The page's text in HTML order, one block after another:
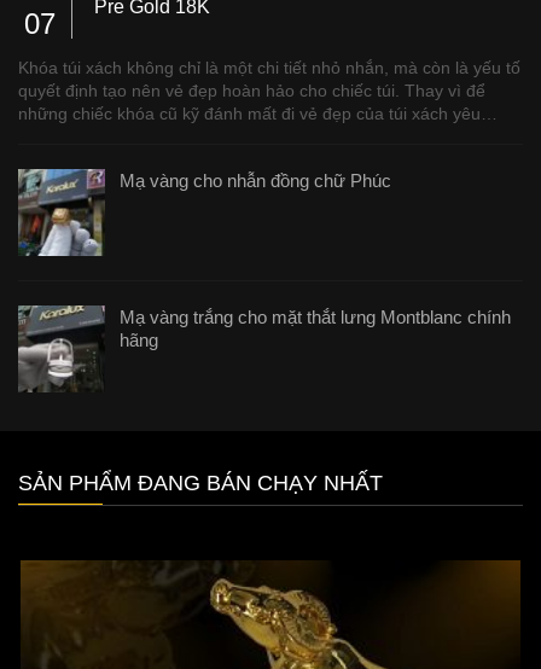
07
Pre Gold 18K
Khóa túi xách không chỉ là một chi tiết nhỏ nhắn, mà còn là yếu tố
quyết định tạo nên vẻ đẹp hoàn hảo cho chiếc túi. Thay vì để
những chiếc khóa cũ kỹ đánh mất đi vẻ đẹp của túi xách yêu…
Mạ vàng cho nhẫn đồng chữ Phúc
Mạ vàng trắng cho mặt thắt lưng Montblanc chính
hãng
SẢN PHẨM ĐANG BÁN CHẠY NHẤT